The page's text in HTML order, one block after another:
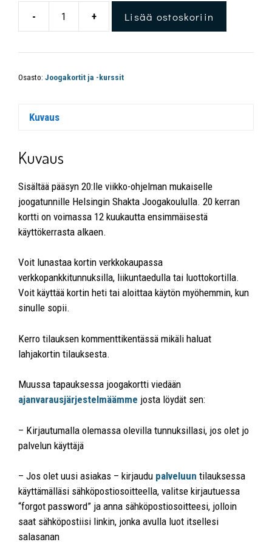
- + Lisää ostoskoriin
Osasto: Joogakortit ja -kurssit
Kuvaus
Kuvaus
Sisältää pääsyn 20:lle viikko-ohjelman mukaiselle
joogatunnille Helsingin Shakta Joogakoululla. 20 kerran
kortti on voimassa 12 kuukautta ensimmäisestä
käyttökerrasta alkaen.
Voit lunastaa kortin verkkokaupassa
verkkopankkitunnuksilla, liikuntaedulla tai luottokortilla.
Voit käyttää kortin heti tai aloittaa käytön myöhemmin, kun
sinulle sopii.
Kerro tilauksen kommenttikentässä mikäli haluat
lahjakortin tilauksesta.
Muussa tapauksessa joogakortti viedään
ajanvarausjärjestelmäämme josta löydät sen:
– Kirjautumalla olemassa olevilla tunnuksillasi, jos olet jo
palvelun käyttäjä
– Jos olet uusi asiakas – kirjaudu palveluun tilauksessa
käyttämälläsi sähköpostiosoitteella, valitse kirjautuessa
“forgot password” ja anna sähköpostiosoitteesi, jolloin
saat sähköpostiisi linkin, jonka avulla luot itsellesi
salasanan